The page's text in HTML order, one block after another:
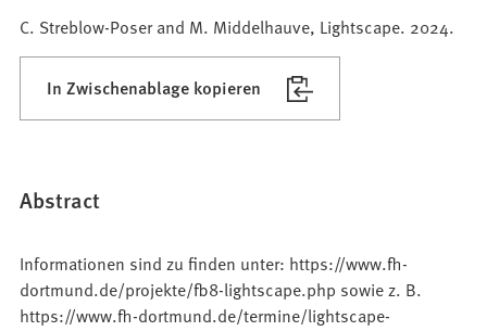
C. Streblow-Poser and M. Middelhauve, Lightscape. 2024.
In Zwischenablage kopieren
Abstract
Informationen sind zu finden unter: https://www.fh-
dortmund.de/projekte/fb8-lightscape.php sowie z. B.
https://www.fh-dortmund.de/termine/lightscape-